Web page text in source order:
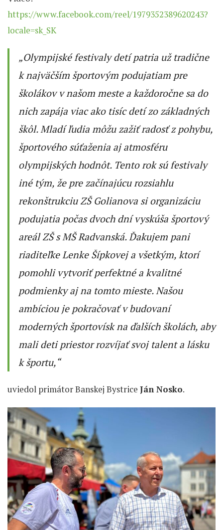
https://www.facebook.com/reel/1979352389620243?
locale=sk_SK
„Olympijské festivaly detí patria už tradične
k najväčším športovým podujatiam pre
školákov v našom meste a každoročne sa do
nich zapája viac ako tisíc detí zo základných
škôl. Mladí ľudia môžu zažiť radosť z pohybu,
športového súťaženia aj atmosféru
olympijských hodnôt. Tento rok sú festivaly
iné tým, že pre začínajúcu rozsiahlu
rekonštrukciu ZŠ Golianova si organizáciu
podujatia počas dvoch dní vyskúša športový
areál ZŠ s MŠ Radvanská.Ďakujem pani
riaditeľke Lenke Šípkovej a všetkým, ktorí
pomohli vytvoriť perfektné a kvalitné
podmienky aj na tomto mieste. Našou
ambíciou je pokračovať v budovaní
moderných športovísk na ďalších školách, aby
mali deti priestor rozvíjať svoj talent a lásku
k športu,“
uviedol primátor Banskej Bystrice Ján Nosko.